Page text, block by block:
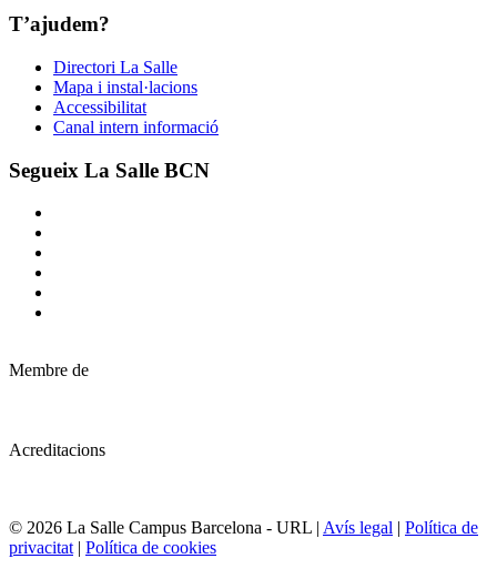
T’ajudem?
Directori La Salle
Mapa i instal·lacions
Accessibilitat
Canal intern informació
Segueix La Salle BCN
Membre de
Acreditacions
© 2026 La Salle Campus Barcelona - URL | Avís legal | Política de
privacitat | Política de cookies